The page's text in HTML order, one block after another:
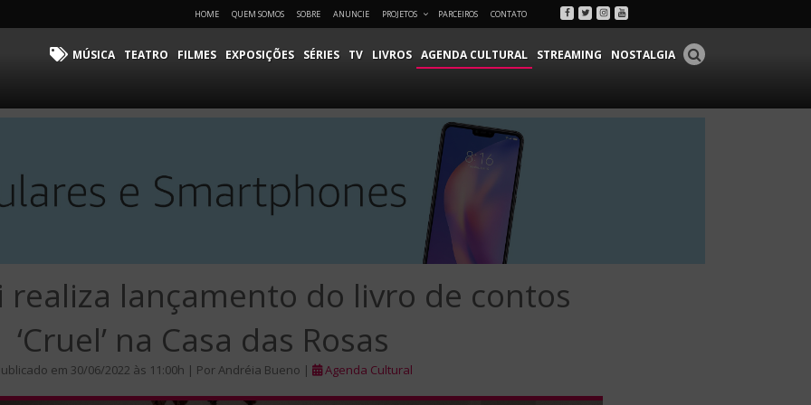
HOME QUEM SOMOS SOBRE ANUNCIE PROJETOS PARCEIROS CONTATO Facebook
Twitter
Instagram
Youtube
MÚSICA TEATRO FILMES EXPOSIÇÕES SÉRIES TV LIVROS AGENDA CULTURAL STREAMING NOSTALGIA
realiza lançamento do livro de contos
‘Cruel’ na Casa das Rosas
em 30/06/2022 às 11:00h | Por Andréia Bueno | Agenda Cultural